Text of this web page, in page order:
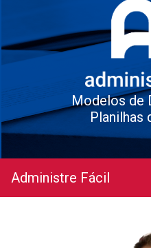
Modelos de
Planilhas
Administre Fácil